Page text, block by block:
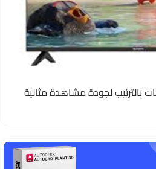
بالترتيب لجودة مشاهدة مثالية